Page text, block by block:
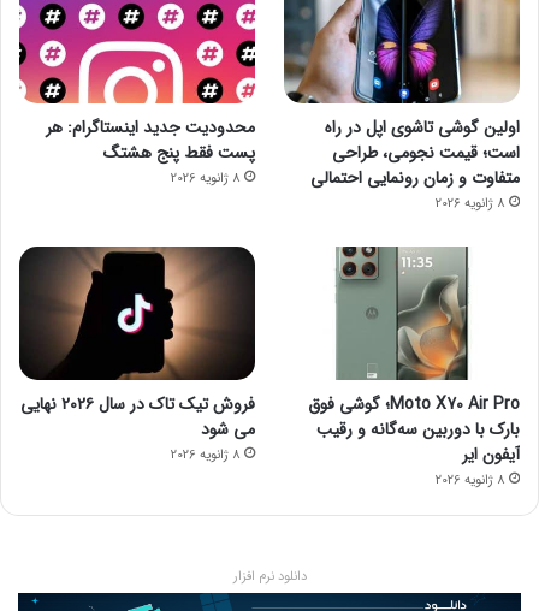
اولین گوشی تاشوی اپل در راه
است؛ قیمت نجومی، طراحی
متفاوت و زمان رونمایی احتمالی
8 ژانویه 2026
محدودیت جدید اینستاگرام: هر
پست فقط پنج هشتگ
8 ژانویه 2026
Moto X70 Air Pro؛ گوشی فوق
بارک با دوربین سه‌گانه و رقیب
آیفون ایر
8 ژانویه 2026
فروش تیک تاک در سال ۲۰۲۶ نهایی
می شود
8 ژانویه 2026
دانلود نرم افزار